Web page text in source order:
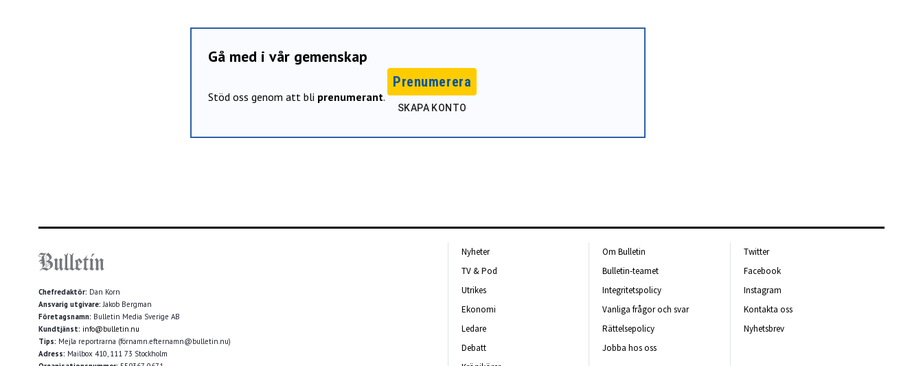
Gå med i vår gemenskap
Stöd oss genom att bli prenumerant.
Prenumerera
SKAPA KONTO
Chefredaktör: Dan Korn
Ansvarig utgivare: Jakob Bergman
Företagsnamn: Bulletin Media Sverige AB
Kundtjänst: info@bulletin.nu
Tips: Mejla reportrarna (förnamn.efternamn@bulletin.nu)
Adress: Mailbox 410, 111 73 Stockholm
Nyheter
TV & Pod
Utrikes
Ekonomi
Ledare
Debatt
Om Bulletin
Bulletin-teamet
Integritetspolicy
Vanliga frågor och svar
Rättelsepolicy
Jobba hos oss
Twitter
Facebook
Instagram
Kontakta oss
Nyhetsbrev